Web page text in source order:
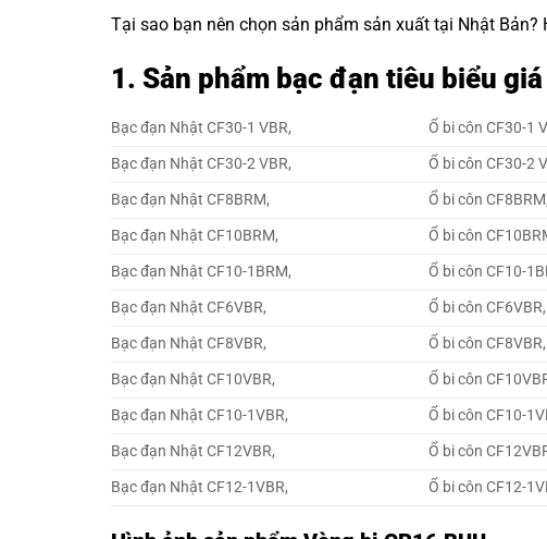
Tại sao bạn nên chọn sản phẩm sản xuất tại Nhật
1. Sản phẩm bạc đạn tiêu biểu
Bạc đạn Nhật CF30-1 VBR, Ổ bi côn CF30-1
Bạc đạn Nhật CF30-2 VBR,
Ổ bi côn CF30-2
Bạc đạn Nhật CF8BRM,
Ổ bi côn CF8BRM,
Bạc đạn Nhật CF10BRM,
Ổ bi côn
Bạc đạn Nhật CF10-1BRM,
Ổ bi côn CF10-
Bạc đạn Nhật CF6VBR,
Ổ bi côn CF6VBR,
Bạc đạn Nhật CF8VBR,
Ổ bi côn CF8VBR,
Bạc đạn Nhật CF10VBR,
Ổ bi côn
Bạc đạn Nhật CF10-1VBR,
Ổ bi côn CF10-
Bạc đạn Nhật CF12VBR,
Ổ bi côn
Bạc đạn Nhật CF12-1VBR,
Ổ bi côn CF12-